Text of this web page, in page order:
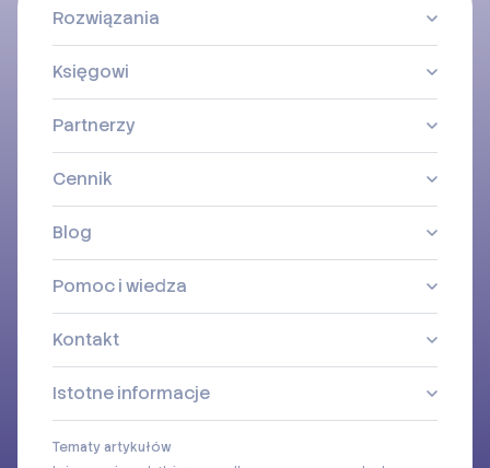
Rozwiązania
Księgowi
Partnerzy
Cennik
Blog
Pomoc i wiedza
Kontakt
Istotne informacje
Tematy artykułów